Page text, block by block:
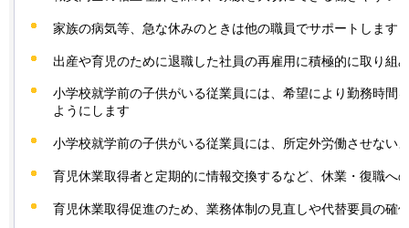
家族の病気等、急な休みのときは他の職員でサポートします
出産や育児のために退職した社員の再雇用に積極的に取り組
小学校就学前の子供がいる従業員には、希望により勤務時間
ようにします
小学校就学前の子供がいる従業員には、所定外労働させない
育児休業取得者と定期的に情報交換するなど、休業・復職へ
育児休業取得促進のため、業務体制の見直しや代替要員の確